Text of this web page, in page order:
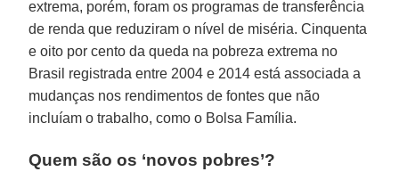
extrema, porém, foram os programas de transferência
de renda que reduziram o nível de miséria. Cinquenta
e oito por cento da queda na pobreza extrema no
Brasil registrada entre 2004 e 2014 está associada a
mudanças nos rendimentos de fontes que não
incluíam o trabalho, como o Bolsa Família.
Quem são os ‘novos pobres’?